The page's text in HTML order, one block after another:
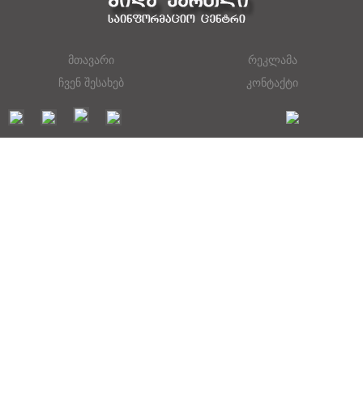
მთავარი
რეკლამა
ჩვენ შესახებ
კონტაქტი